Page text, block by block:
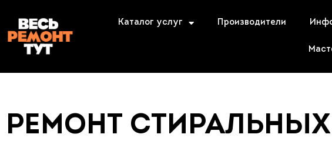
Каталог услуг Производители
РЕМОНТ СТИРАЛЬНЫХ